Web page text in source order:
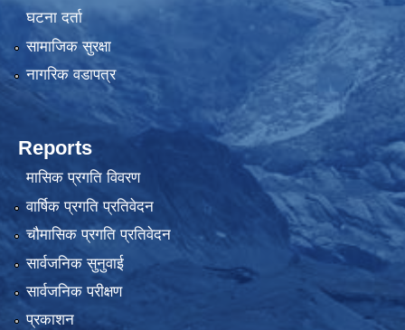
घटना दर्ता
सामाजिक सुरक्षा
नागरिक वडापत्र
Reports
मासिक प्रगति विवरण
वार्षिक प्रगति प्रतिवेदन
चौमासिक प्रगति प्रतिवेदन
सार्वजनिक सुनुवाई
सार्वजनिक परीक्षण
प्रकाशन